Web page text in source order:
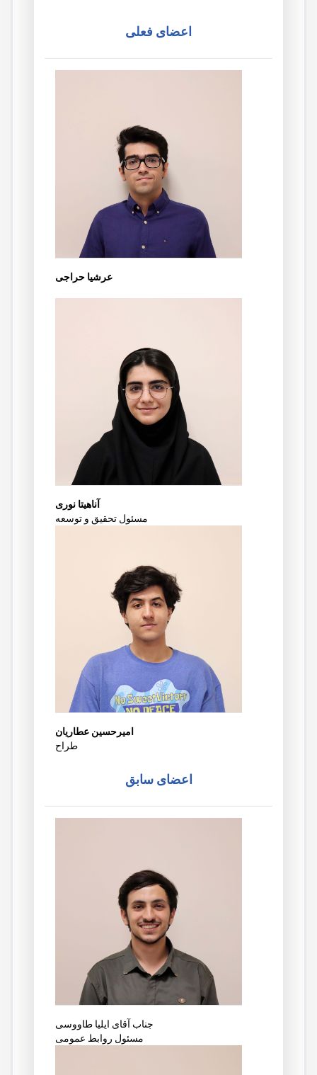
اعضای فعلی
عرشیا حراجی
آناهیتا نوری
مسئول تحقیق و توسعه
امیرحسین عطاریان
طراح
اعضای سابق
جناب آقای ایلیا طاووسی
مسئول روابط عمومی